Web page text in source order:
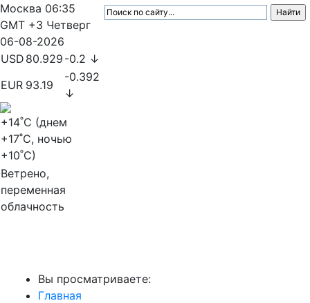
Москва 06:35
GMT +3 Четверг
06-08-2026
USD 80.929 -0.2 ↓
EUR 93.19
-0.392
↓
+14˚C (днем
+17˚C, ночью
+10˚C)
Ветрено,
переменная
облачность
Вы просматриваете:
Главная